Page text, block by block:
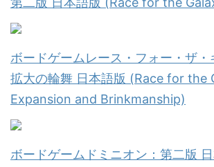
ボードゲームレース・フォー・ザ・
拡大の輪舞 日本語版 (Race for the
Expansion and Brinkmanship)
ボードゲームドミニオン：第二版